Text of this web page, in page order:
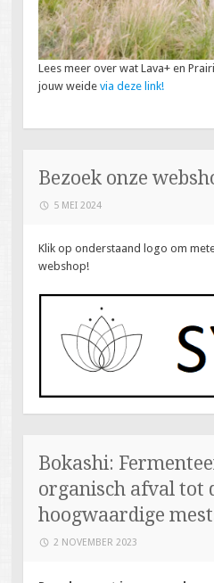
Lees meer over wat Lava+ en
jouw weidevia deze link!
Bezoek onze
5 MEI 2024
Klik op onderstaand logo om
webshop!
Bokashi:
organisch afval tot
hoogwaardige
2 NOVEMBER 2023